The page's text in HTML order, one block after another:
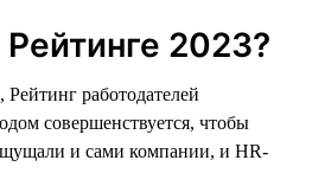
2023?
работодателей
совершенствуется, чтобы
и сами компании, и HR-